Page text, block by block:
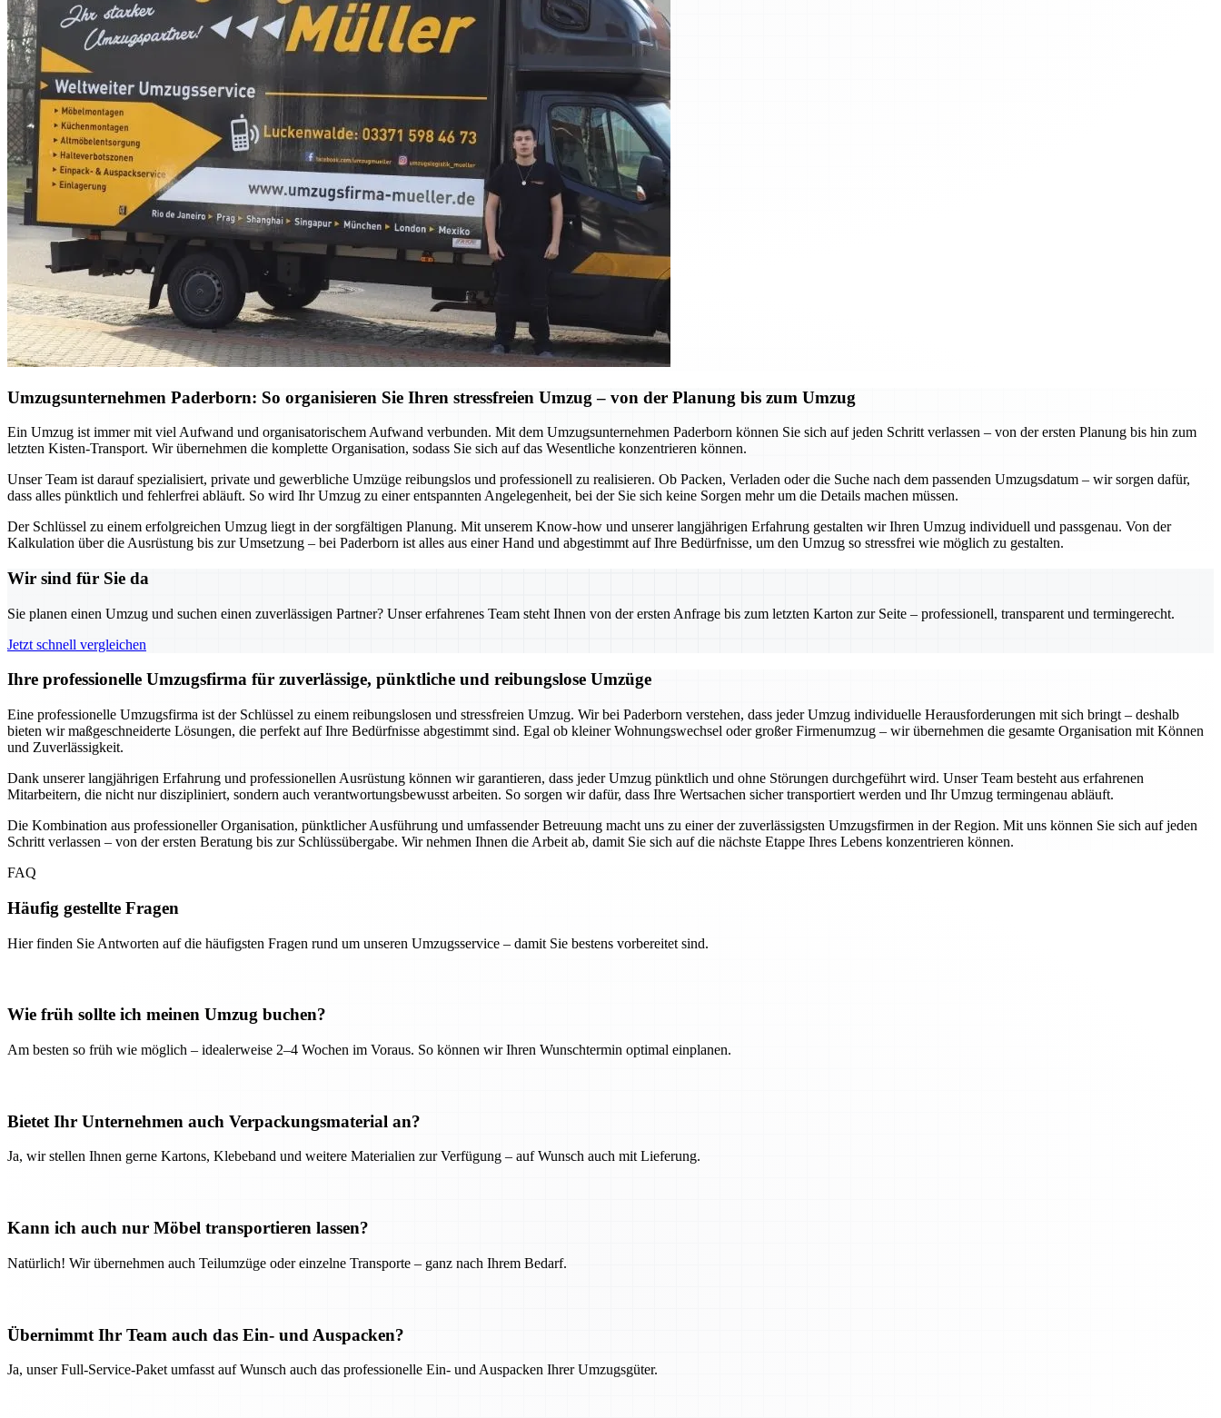
Umzugsunternehmen Paderborn: So organisieren Sie Ihren stressfreien Umzug – von der Planung bis zum Umzug
Ein Umzug ist immer mit viel Aufwand und organisatorischem Aufwand verbunden. Mit dem Umzugsunternehmen Paderborn können Sie sich auf jeden Schritt verlassen – von der ersten Planung bis hin zum
letzten Kisten-Transport. Wir übernehmen die komplette Organisation, sodass Sie sich auf das Wesentliche konzentrieren können.
Unser Team ist darauf spezialisiert, private und gewerbliche Umzüge reibungslos und professionell zu realisieren. Ob Packen, Verladen oder die Suche nach dem passenden Umzugsdatum – wir sorgen dafür,
dass alles pünktlich und fehlerfrei abläuft. So wird Ihr Umzug zu einer entspannten Angelegenheit, bei der Sie sich keine Sorgen mehr um die Details machen müssen.
Der Schlüssel zu einem erfolgreichen Umzug liegt in der sorgfältigen Planung. Mit unserem Know-how und unserer langjährigen Erfahrung gestalten wir Ihren Umzug individuell und passgenau. Von der
Kalkulation über die Ausrüstung bis zur Umsetzung – bei Paderborn ist alles aus einer Hand und abgestimmt auf Ihre Bedürfnisse, um den Umzug so stressfrei wie möglich zu gestalten.
Wir sind für Sie da
Sie planen einen Umzug und suchen einen zuverlässigen Partner? Unser erfahrenes Team steht Ihnen von der ersten Anfrage bis zum letzten Karton zur Seite – professionell, transparent und termingerecht.
Jetzt schnell vergleichen
Ihre professionelle Umzugsfirma für zuverlässige, pünktliche und reibungslose Umzüge
Eine professionelle Umzugsfirma ist der Schlüssel zu einem reibungslosen und stressfreien Umzug. Wir bei Paderborn verstehen, dass jeder Umzug individuelle Herausforderungen mit sich bringt – deshalb
bieten wir maßgeschneiderte Lösungen, die perfekt auf Ihre Bedürfnisse abgestimmt sind. Egal ob kleiner Wohnungswechsel oder großer Firmenumzug – wir übernehmen die gesamte Organisation mit Können
und Zuverlässigkeit.
Dank unserer langjährigen Erfahrung und professionellen Ausrüstung können wir garantieren, dass jeder Umzug pünktlich und ohne Störungen durchgeführt wird. Unser Team besteht aus erfahrenen
Mitarbeitern, die nicht nur diszipliniert, sondern auch verantwortungsbewusst arbeiten. So sorgen wir dafür, dass Ihre Wertsachen sicher transportiert werden und Ihr Umzug termingenau abläuft.
Die Kombination aus professioneller Organisation, pünktlicher Ausführung und umfassender Betreuung macht uns zu einer der zuverlässigsten Umzugsfirmen in der Region. Mit uns können Sie sich auf jeden
Schritt verlassen – von der ersten Beratung bis zur Schlüssübergabe. Wir nehmen Ihnen die Arbeit ab, damit Sie sich auf die nächste Etappe Ihres Lebens konzentrieren können.
FAQ
Häufig gestellte Fragen
Hier finden Sie Antworten auf die häufigsten Fragen rund um unseren Umzugsservice – damit Sie bestens vorbereitet sind.
Wie früh sollte ich meinen Umzug buchen?
Am besten so früh wie möglich – idealerweise 2–4 Wochen im Voraus. So können wir Ihren Wunschtermin optimal einplanen.
Bietet Ihr Unternehmen auch Verpackungsmaterial an?
Ja, wir stellen Ihnen gerne Kartons, Klebeband und weitere Materialien zur Verfügung – auf Wunsch auch mit Lieferung.
Kann ich auch nur Möbel transportieren lassen?
Natürlich! Wir übernehmen auch Teilumzüge oder einzelne Transporte – ganz nach Ihrem Bedarf.
Übernimmt Ihr Team auch das Ein- und Auspacken?
Ja, unser Full-Service-Paket umfasst auf Wunsch auch das professionelle Ein- und Auspacken Ihrer Umzugsgüter.